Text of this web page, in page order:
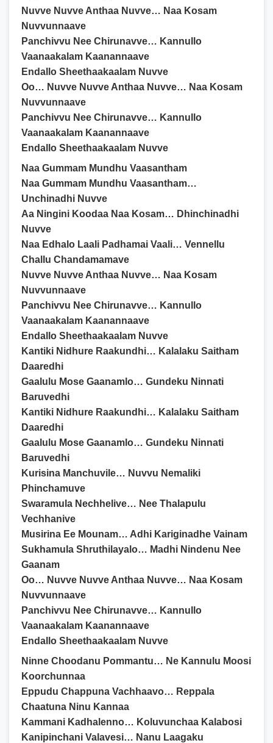
Nuvve Nuvve Anthaa Nuvve… Naa Kosam
Nuvvunnaave
Panchivvu Nee Chirunavve… Kannullo
Vaanaakalam Kaanannaave
Endallo Sheethaakaalam Nuvve
Oo… Nuvve Nuvve Anthaa Nuvve… Naa Kosam
Nuvvunnaave
Panchivvu Nee Chirunavve… Kannullo
Vaanaakalam Kaanannaave
Endallo Sheethaakaalam Nuvve
Naa Gummam Mundhu Vaasantham
Naa Gummam Mundhu Vaasantham…
Unchinadhi Nuvve
Aa Ningini Koodaa Naa Kosam… Dhinchinadhi
Nuvve
Naa Edhalo Laali Padhamai Vaali… Vennellu
Challu Chandamamave
Nuvve Nuvve Anthaa Nuvve… Naa Kosam
Nuvvunnaave
Panchivvu Nee Chirunavve… Kannullo
Vaanaakalam Kaanannaave
Endallo Sheethaakaalam Nuvve
Kantiki Nidhure Raakundhi… Kalalaku Saitham
Daaredhi
Gaalulu Mose Gaanamlo… Gundeku Ninnati
Baruvedhi
Kantiki Nidhure Raakundhi… Kalalaku Saitham
Daaredhi
Gaalulu Mose Gaanamlo… Gundeku Ninnati
Baruvedhi
Kurisina Manchuvile… Nuvvu Nemaliki
Phinchamuve
Swaramula Nechhelive… Nee Thalapulu
Vechhanive
Musirina Ee Mounam… Adhi Kariginadhe Vainam
Sukhamula Shruthilayalo… Madhi Nindenu Nee
Gaanam
Oo… Nuvve Nuvve Anthaa Nuvve… Naa Kosam
Nuvvunnaave
Panchivvu Nee Chirunavve… Kannullo
Vaanaakalam Kaanannaave
Endallo Sheethaakaalam Nuvve
Ninne Choodanu Pommantu… Ne Kannulu Moosi
Koorchunnaa
Eppudu Chappuna Vachhaavo… Reppala
Chaatuna Ninu Kannaa
Kammani Kadhalenno… Koluvunchaa Kalabosi
Kanipinchani Valavesi… Nanu Laagaku